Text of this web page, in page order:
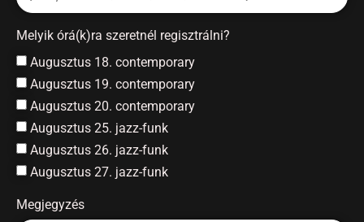
Melyik órá(k)ra szeretnél regisztrálni?
Augusztus 18. contemporary
Augusztus 19. contemporary
Augusztus 20. contemporary
Augusztus 25. jazz-funk
Augusztus 26. jazz-funk
Augusztus 27. jazz-funk
Megjegyzés